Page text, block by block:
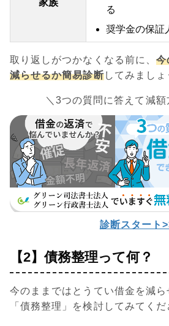
家族
る
奨学金の保証
取り返しがつかなくなる前に、 今
減らせるか簡易診断してみましょ
＼3つの質問に答えて減額
診断スタート
【2】債務整理って何？
今のままではとうてい借金を減ら
「債務整理」を検討してみてくだ